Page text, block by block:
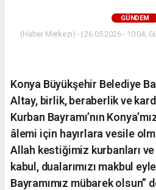
GÜNDEM
(Haber Merkezi) - | 26.05.2026 - 10:04,
Konya Büyükşehir Belediye
Altay, birlik, beraberlik ve
Kurban Bayramı’nın
âlemi için hayırlara vesile
Allah kestiğimiz kurbanları ve
kabul, dualarımızı makbul
Bayramımız mübarek olsun”